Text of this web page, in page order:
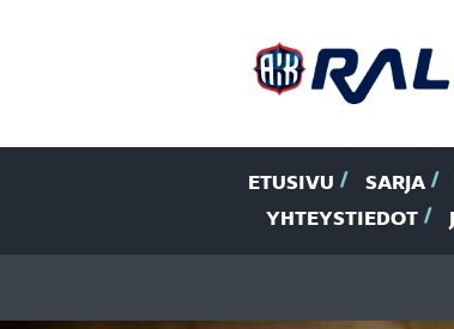
ETUSIVU SARJA
YHTEYSTIEDOT